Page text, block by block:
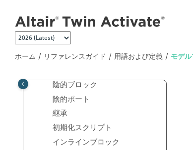
ホーム リファレンスガイド 用語および定義 モデ
フラグ
Functional Mock-Up Interface
(FMI)
Functional Mock-Up Unit
陰的ブロック
陰的ポート
継承
初期化スクリプト
インラインブロック